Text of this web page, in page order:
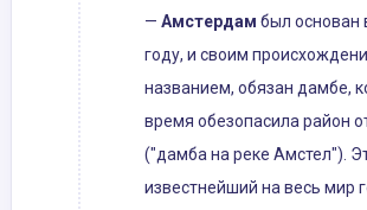
— Амстердам был основан
году, и своим
названием, обязан дамбе,
время обезопасила район
("дамба на реке Амстел").
известнейший на весь мир